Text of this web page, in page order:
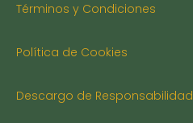
Términos y Condiciones
Política de Cookies
Descargo de Responsabilidad